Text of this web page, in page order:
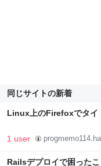
同じサイトの新着
Linux上のFirefoxでタイ
1 user
Railsデプロイで困った